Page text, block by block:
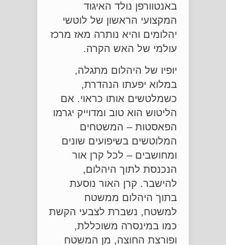
באנטוורפן נולד האיגוד
המקצועי הראשון של לוטשי
יהלומים והיא נותרה מאז מרכז
עולמי של האש הקרה.
יופיו של היהלום מתגלה,
במלוא יפעתו הנהדרת,
כשמלטשים אותו כראוי. אם
הליטוש הוא טוב ומדוייק יגרמו
הפאסטות – המשטחים
המלוטשים בשיפועים שונים
ומחושבים – לכל קרן אור
הנכנסת לתוך היהלום,
להישבר. קרן האור נוסעת
בתוך היהלום ממשטח
למשטח, נשברת לצבעי הקשת
כמו במינסרה משוכללת,
ופורצת החוצה, מן המשטח